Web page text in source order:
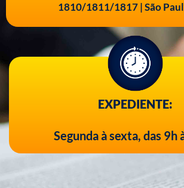
1810/1811/1817 | São
EXPEDIENTE:
Segunda à sexta, das 9h